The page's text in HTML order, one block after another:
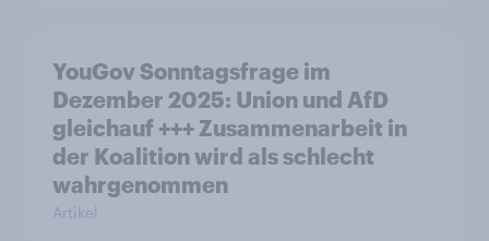
YouGov Sonntagsfrage im
Dezember 2025: Union und AfD
gleichauf +++ Zusammenarbeit in
der Koalition wird als schlecht
wahrgenommen
Artikel